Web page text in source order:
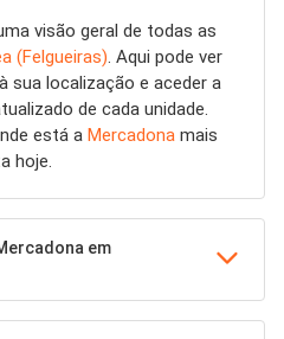
visão geral de todas as
(Felgueiras). Aqui pode ver
sua localização e aceder a
de cada unidade.
está a Mercadona mais
hoje.
em